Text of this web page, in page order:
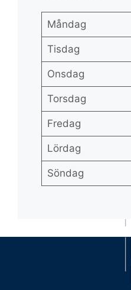
Måndag
Tisdag
Onsdag
Torsdag
Fredag
Lördag
Söndag